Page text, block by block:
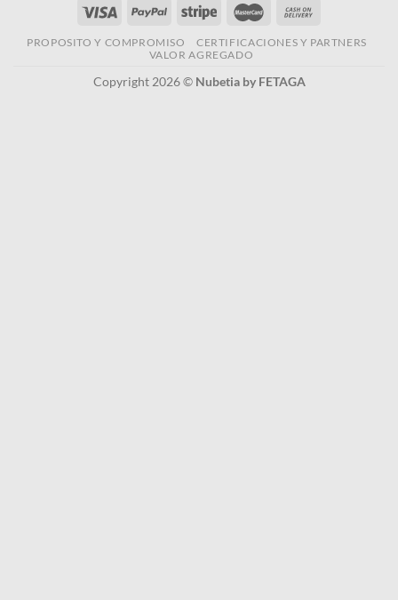
PROPOSITO Y COMPROMISO
CERTIFICACIONES Y PARTNERS
VALOR AGREGADO
Copyright 2026 © Nubetia by FETAGA